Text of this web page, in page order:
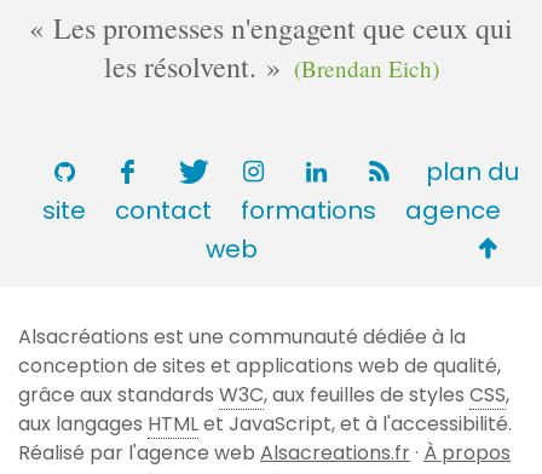
Les promesses n'engagent que ceux qui
les résolvent.
(Brendan Eich)
plan du
site
contact formations
agence
web
de
page
Alsacréations est une communauté dédiée à la
conception de sites et applications web de qualité,
grâce aux standards W3C, aux feuilles de styles CSS,
aux langages HTMLet JavaScript, et à l'accessibilité.
Réalisé par l'agence web Alsacreations.fr· À propos